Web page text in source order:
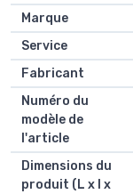
Marque
Service
Fabricant
Numéro du
modèle de
l'article
Dimensions du
produit (L x l x